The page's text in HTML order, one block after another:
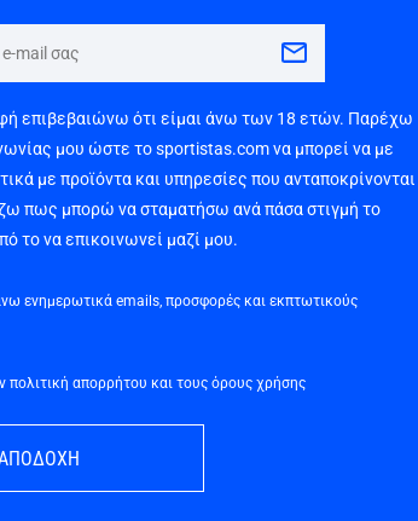
επιβεβαιώνω ότι είμαι άνω των 18 ετών. Παρέχω
μου ώστε το sportistas.com να μπορεί να με
με προϊόντα και υπηρεσίες που ανταποκρίνονται
πως μπορώ να σταματήσω ανά πάσα στιγμή το
το να επικοινωνεί μαζί μου.
ενημερωτικά emails, προσφορές και εκπτωτικούς
πολιτική απορρήτου και τους όρους χρήσης